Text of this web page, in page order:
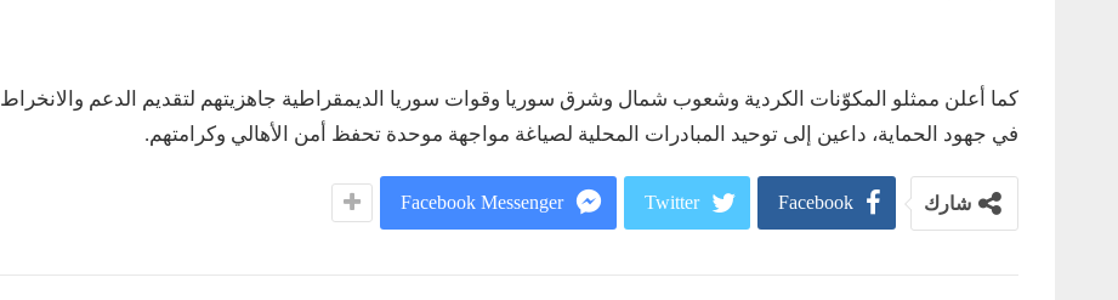
كما أعلن ممثلو المكوّنات الكردية وشعوب شمال وشرق سوريا وقوات سوريا الديمقراطية جاهزيتهم لتقديم الدعم والانخراط
في جهود الحماية، داعين إلى توحيد المبادرات المحلية لصياغة مواجهة موحدة تحفظ أمن الأهالي وكرامتهم.
شارك Facebook
Twitter
Facebook Messenger